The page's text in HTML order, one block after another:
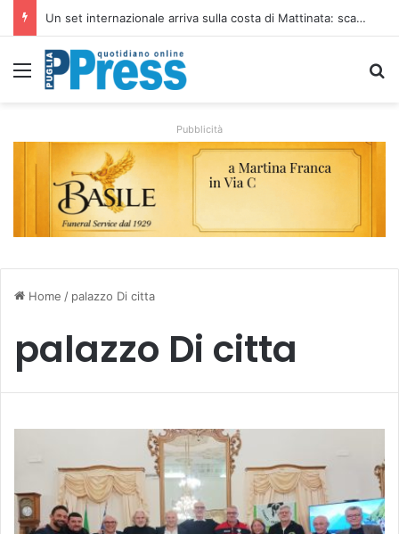
Ombrelloni lasciati sulle spiagge libere, controlli a Vieste e Peschici: liberati oltre 5mila metri quadrati
Menu
Pubblicità
Home / palazzo Di citta
palazzo Di citta